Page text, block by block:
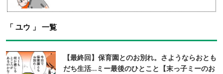
「 ユウ 」 一覧
【最終回】保育園とのお別れ。さようならおとも
だち生活…ミー最後のひとこと【末っ子ミーのお